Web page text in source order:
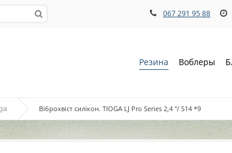
067 291 95 88
Резина Воблеры
Віброхвіст силікон. TIOGA LJ Pro Series 2,4 "/ S14 *9